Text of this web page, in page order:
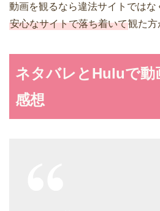
動画を観るなら違法サイトではな
安心なサイトで落ち着いて観た方
ネタバレとHuluで動
感想